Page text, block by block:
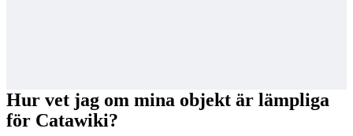
Hur vet jag om mina objekt är lämpliga
för Catawiki?